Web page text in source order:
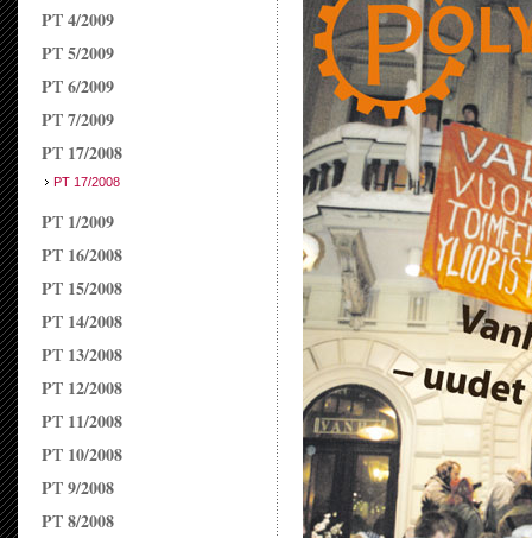
PT 4/2009
PT 5/2009
PT 6/2009
PT 7/2009
PT 17/2008
PT 17/2008
PT 1/2009
PT 16/2008
PT 15/2008
PT 14/2008
PT 13/2008
PT 12/2008
PT 11/2008
PT 10/2008
PT 9/2008
PT 8/2008